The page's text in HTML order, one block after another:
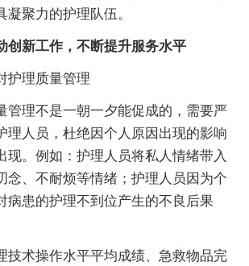
聚力的护理队伍。
新工作，不断提升服务水平
理质量管理
理不是一朝一夕能促成的，需要严
理人员，杜绝因个人原因出现的影响
现。例如：护理人员将私人情绪带入
念、不耐烦等情绪；护理人员因为个
病患的护理不到位产生的不良后果
术操作水平平均成绩、急救物品完